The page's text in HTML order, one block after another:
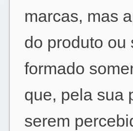
marcas, mas
do produto ou
formado
que, pela sua
serem